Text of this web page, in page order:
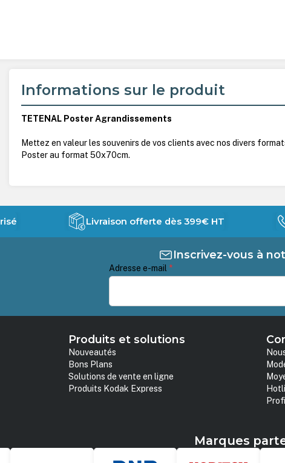
Informations sur le produit
TETENAL Poster Agrandissements
Mettez en valeur les souvenirs de vos clients avec nos divers
Poster au format 50x70cm.
Livraison offerte dès 399€ HT
Inscrivez-vous à
Adresse e-mail *
Produits et solutions
Nouveautés
Bons Plans
Solutions de vente en ligne
Produits Kodak Express
Marques